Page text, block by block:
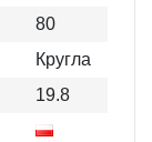
80
Кругла
19.8